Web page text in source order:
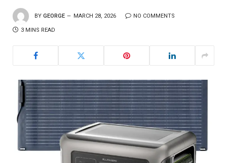
BY GEORGE MARCH 28, 2026 NO COMMENTS
3 MINS READ